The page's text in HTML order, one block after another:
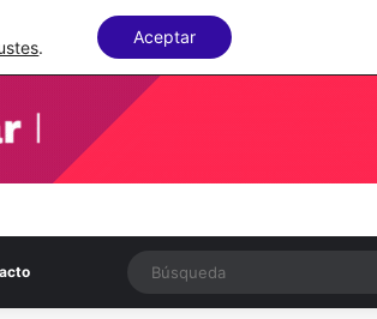
.
Aceptar